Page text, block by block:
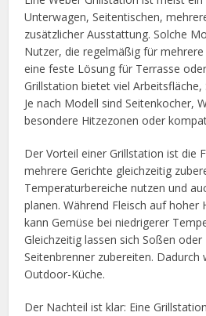
Unterwagen, Seitentischen,
zusätzlicher Ausstattung. Solche
Nutzer, die regelmäßig für
eine feste Lösung für Terrasse
Grillstation bietet viel
Je nach Modell sind Seitenkocher,
besondere Hitzezonen oder
Der Vorteil einer Grillstation ist die
mehrere Gerichte gleichzeitig
Temperaturbereiche nutzen und
planen. Während Fleisch auf hoher
kann Gemüse bei niedrigerer
Gleichzeitig lassen sich Soßen
Seitenbrenner zubereiten. Dadurch
Outdoor-Küche.
Der Nachteil ist klar: Eine